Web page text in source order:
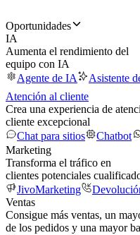
Oportunidades
IA
Aumenta el rendimiento del
equipo con IA
Agente de IA
Asistente
Atención al cliente
Crea una experiencia de
cliente excepcional
Chat para sitios
Chatbot
Marketing
Transforma el tráfico en
clientes potenciales
JivoMarketing
Ventas
Consigue más ventas, un
de los pedidos y una mayor